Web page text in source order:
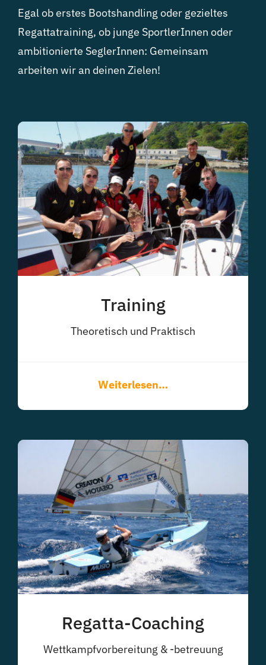
Egal ob erstes Bootshandling oder gezieltes
Regattatraining, ob junge SportlerInnen oder
ambitionierte SeglerInnen: Gemeinsam
arbeiten wir an deinen Zielen!
Training
Theoretisch und Praktisch
Weiterlesen…
Regatta-Coaching
Wettkampfvorbereitung & -betreuung